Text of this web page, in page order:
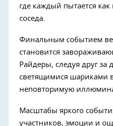
где каждый пытается
соседа.
Финальным событием
становится
Райдеры, следуя друг за
светящимися шариками
неповторимую
Масштабы яркого
участников, эмоции и